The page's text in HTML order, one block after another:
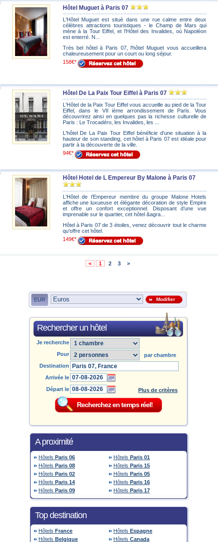
Hôtel Muguet à Paris 07
L'Hôtel Muguet est situé dans une rue calme entre deux
célèbres attractions touristiques - le Champ de Mars qui
mène à la Tour Eiffel, et l'Hôtel des Invalides, où Napoléon
est enterré. N...
Très bel hôtel à Paris 07, l'hôtel Muguet vous accueillera
chaleureusement pour un court ou long séjour.
158€*
Hôtel De La Paix Tour Eiffel à Paris 07
L'Hôtel de la Paix Tour Eiffel vous accueille au pied de la Tour
Eiffel, dans le VII ième arrondissement de Paris. Vous
découvrirez ainsi en quelques pas la richesse culturelle de
Paris : Le Trocadéro, les Invalides, les ...
L'hôtel De La Paix Tour Eiffel bénéficie d'une situation à la
hauteur de son standing, cet hôtel à Paris 07 est idéale pour
partir à la découverte de la ville.
94€*
Hôtel Hotel de L Empereur By Malone à Paris 07
L'Hôtel de l’Empereur membre du groupe Malone Hotels
affiche une luxueuse et élégante décoration de style Empire
et offre un confort exceptionnel. Disposant d’une vue
imprenable sur le quartier, cet hôtel &agra...
Hôtel à Paris 07 de 3 étoiles, venez découvrir tout le charme
qu'offre cet hôtel.
149€*
< 1 2 3 >
EUR Modifier
Rechercher un hôtel
Je recherche
Pour
par chambre
Destination
Arrivée le
Départ le
Plus de critères
A proximité
Hôtels Paris 06 Hôtels Paris 01
Hôtels Paris 08 Hôtels Paris 15
Hôtels Paris 02 Hôtels Paris 05
Hôtels Paris 14 Hôtels Paris 16
Hôtels Paris 09 Hôtels Paris 17
Top destination
Hôtels France Hôtels Espagne
Hôtels Belgique Hôtels Canada